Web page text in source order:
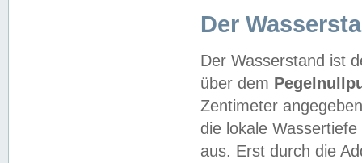
Der
Der Wasserstand ist
über dem
Zentimeter
die lokale
aus. Erst durch die